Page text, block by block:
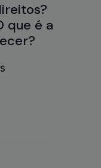
que é a